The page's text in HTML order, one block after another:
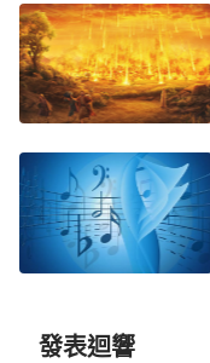
發表迴響